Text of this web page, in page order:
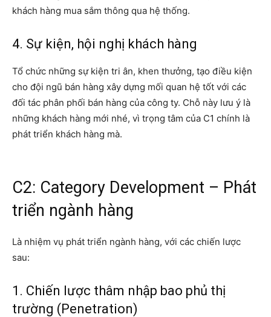
khách hàng mua sắm thông qua hệ thống.
4. Sự kiện, hội nghị khách hàng
Tổ chức những sự kiện tri ân, khen thưởng, tạo điều kiện
cho đội ngũ bán hàng xây dựng mối quan hệ tốt với các
đối tác phân phối bán hàng của công ty. Chỗ này lưu ý là
những khách hàng mới nhé, vì trọng tâm của C1 chính là
phát triển khách hàng mà.
C2: Category Development – Phát
triển ngành hàng
Là nhiệm vụ phát triển ngành hàng, với các chiến lược
sau:
1. Chiến lược thâm nhập bao phủ thị
trường (Penetration)